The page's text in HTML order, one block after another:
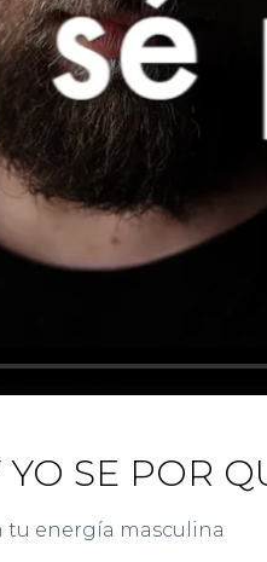
SE POR
tu energía masculina